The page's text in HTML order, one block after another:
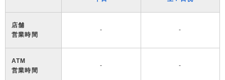
店舗
営業時間
- -
ATM
営業時間
- -